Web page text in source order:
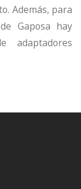
Además, para
Gaposa hay
adaptadores